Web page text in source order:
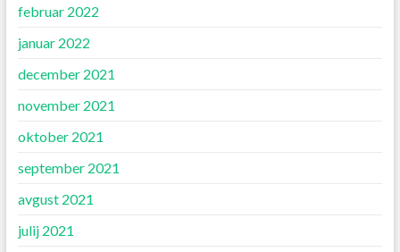
februar 2022
januar 2022
december 2021
november 2021
oktober 2021
september 2021
avgust 2021
julij 2021